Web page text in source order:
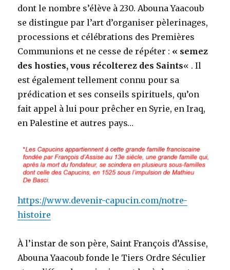
dont le nombre s’élève à 230. Abouna Yaacoub
se distingue par l’art d’organiser pèlerinages,
processions et célébrations des Premières
Communions et ne cesse de répéter : « semez
des hosties, vous récolterez des Saints« . Il
est également tellement connu pour sa
prédication et ses conseils spirituels, qu’on
fait appel à lui pour prêcher en Syrie, en Iraq,
en Palestine et autres pays…
https://www.devenir-capucin.com/notre-
histoire
À l’instar de son père, Saint François d’Assise,
Abouna Yaacoub fonde le Tiers Ordre Séculier